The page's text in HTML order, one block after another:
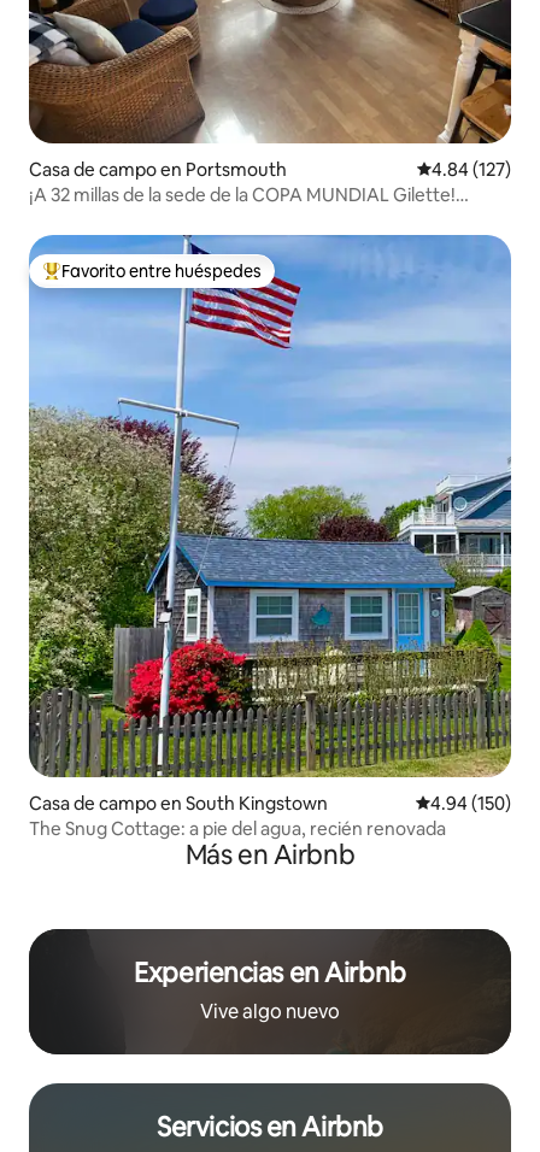
Casa de campo en Portsmouth Calificación
4.84 (127)
¡A 32 millas de la sede de la COPA MUNDIAL Gilette!
Favorito entre huéspedes preferido
Favorito entre huéspedes
Casa de campo en South Kingstown Calificación
4.94 (150)
The Snug Cottage: a pie del agua, recién renovada
Más en Airbnb
Experiencias en Airbnb
Vive algo nuevo
Servicios en Airbnb